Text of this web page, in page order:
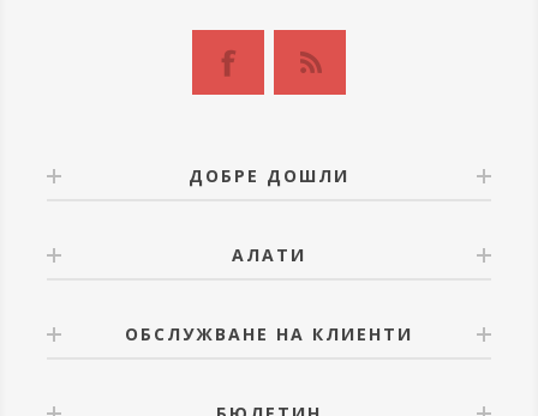
ДОБРЕ ДОШЛИ
АЛАТИ
ОБСЛУЖВАНЕ НА КЛИЕНТИ